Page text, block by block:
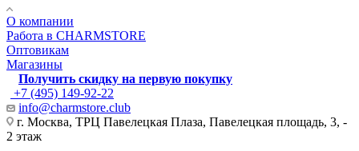
О компании
Работа в CHARMSTORE
Оптовикам
Магазины
Получить скидку на первую покупку
+7 (495) 149-92-22
info@charmstore.club
г. Москва, ТРЦ Павелецкая Плаза, Павелецкая площадь, 3, -
2 этаж